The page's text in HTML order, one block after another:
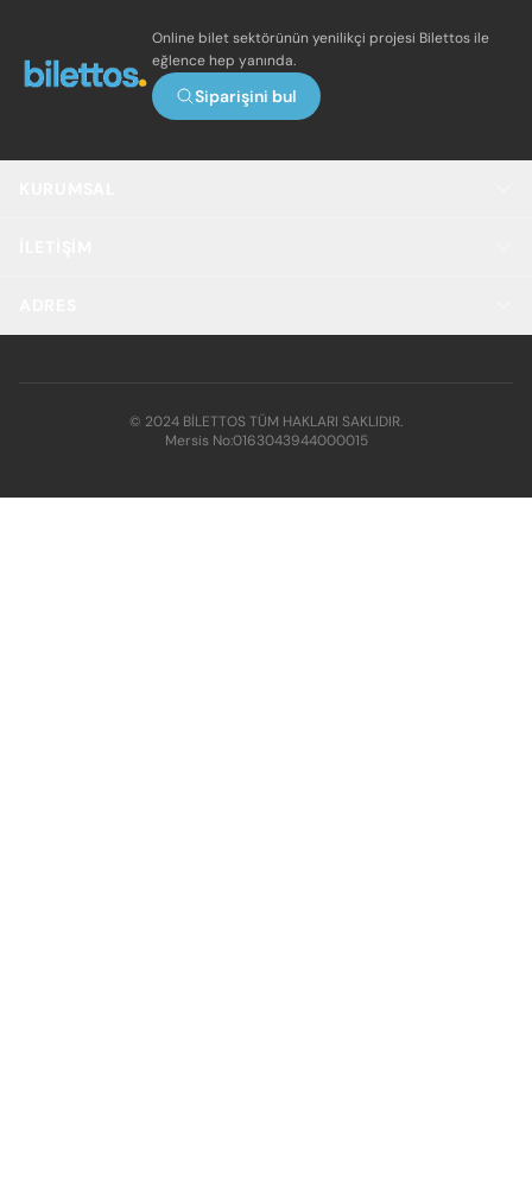
Online bilet sektörünün yenilikçi projesi Bilettos ile
eğlence hep yanında.
Siparişini bul
© 2024 BİLETTOS TÜM HAKLARI SAKLIDIR.
Mersis No:0163043944000015